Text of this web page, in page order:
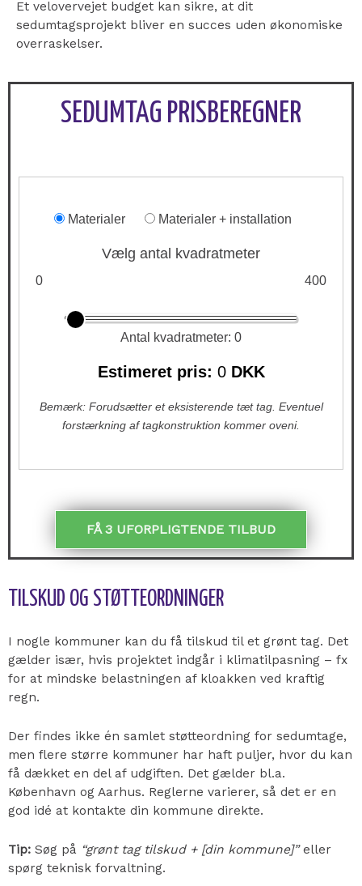
Et velovervejet budget kan sikre, at dit
sedumtagsprojekt bliver en succes uden økonomiske
overraskelser.
SEDUMTAG PRISBEREGNER
Materialer Materialer + installation
Vælg antal kvadratmeter
0 400
Antal kvadratmeter: 0
Estimeret pris: 0DKK
Bemærk: Forudsætter et eksisterende tæt tag. Eventuel
forstærkning af tagkonstruktion kommer oveni.
FÅ 3 UFORPLIGTENDE TILBUD
TILSKUD OG STØTTEORDNINGER
I nogle kommuner kan du få tilskud til et grønt tag. Det
gælder især, hvis projektet indgår i klimatilpasning – fx
for at mindske belastningen af kloakken ved kraftig
regn.
Der findes ikke én samlet støtteordning for sedumtage,
men flere større kommuner har haft puljer, hvor du kan
få dækket en del af udgiften. Det gælder bl.a.
København og Aarhus. Reglerne varierer, så det er en
god idé at kontakte din kommune direkte.
Tip: Søg på “grønt tag tilskud + [din kommune]”eller
spørg teknisk forvaltning.